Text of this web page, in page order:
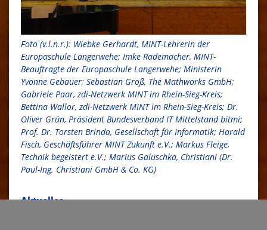
Foto (v.l.n.r.): Wiebke Gerhardt, MINT-Lehrerin der
Europaschule Langerwehe; Imke Rademacher, MINT-
Beauftragte der Europaschule Langerwehe; Ministerin
Yvonne Gebauer; Sebastian Groß, The Mathworks GmbH;
Gabriele Paar, zdi-Netzwerk MINT im Rhein-Sieg-Kreis;
Bettina Wallor, zdi-Netzwerk MINT im Rhein-Sieg-Kreis; Dr.
Oliver Grün, Präsident Bundesverband IT Mittelstand bitmi;
Prof. Dr. Torsten Brinda, Gesellschaft für Informatik; Harald
Fisch, Geschäftsführer MINT Zukunft e.V.; Markus Fleige,
Technik begeistert e.V.; Marius Galuschka, Christiani (Dr.
Paul-Ing. Christiani GmbH & Co. KG)
Aktuelles